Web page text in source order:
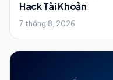
Hack Tài Khoản
7 tháng 8, 2026